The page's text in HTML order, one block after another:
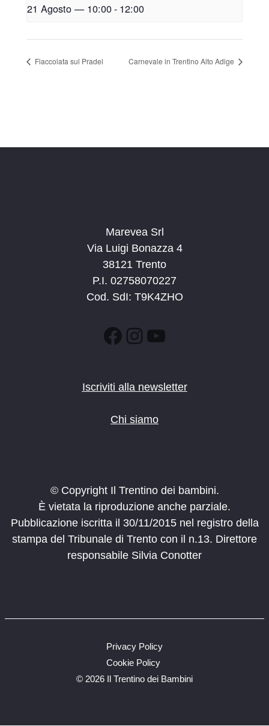
21 Agosto — 10:00- 12:00
Fiaccolata sul Pradel Carnevale in Trentino Alto Adige
Marevea Srl
Via Luigi Bonazza 4
38121 Trento
P.I. 02758070227
Cod. SdI: T9K4ZHO
Facebook
Instagram
YouTube
Iscriviti alla newsletter
Chi siamo
© Copyright Il Trentino dei bambini.
È vietata la riproduzione anche parziale.
Pubblicazione iscritta il 30/11/2015 nel registro della
stampa del Tribunale di Trento con il n.13. Direttore
responsabile Silvia Conotter
© 2026 Il Trentino dei Bambini
Privacy Policy
Cookie Policy